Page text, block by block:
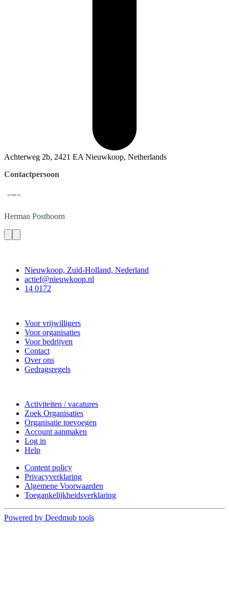
Achterweg 2b, 2421 EA Nieuwkoop, Netherlands
Contactpersoon
Herman Posthoorn
Nieuwkoop, Zuid-Holland, Nederland
actief@nieuwkoop.nl
14 0172
Voor vrijwilligers
Voor organisaties
Voor bedrijven
Contact
Over ons
Gedragsregels
Activiteiten / vacatures
Zoek Organisaties
Organisatie toevoegen
Account aanmaken
Log in
Help
Content policy
Privacyverklaring
Algemene Voorwaarden
Toegankelijkheidsverklaring
Powered by Deedmob tools